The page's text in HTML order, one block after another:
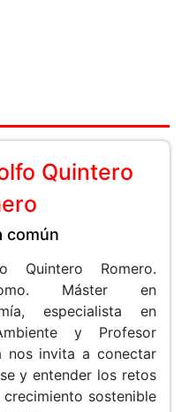
Quintero
común
Quintero Romero.
Máster en
especialista en
y Profesor
nos invita a conectar
y entender los retos
sostenible